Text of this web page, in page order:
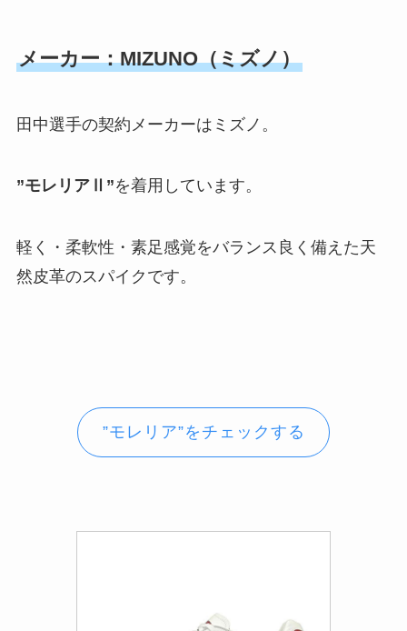
メーカー：MIZUNO（ミズノ）
田中選手の契約メーカーはミズノ。
”モレリアⅡ”を着用しています。
軽く・柔軟性・素足感覚をバランス良く備えた天
然皮革のスパイクです。
”モレリア”をチェックする